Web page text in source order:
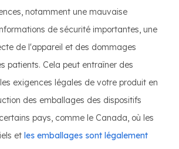
notamment une mauvaise
de sécurité importantes, une
de l'appareil et des dommages
patients. Cela peut entraîner des
exigences légales de votre produit en
des emballages des dispositifs
pays, comme le Canada, où les
et les emballages sont légalement